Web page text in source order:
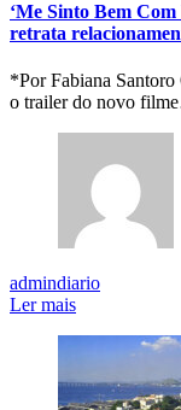
‘Me Sinto Bem
retrata
*Por Fabiana
o trailer do novo
admindiario
Ler mais